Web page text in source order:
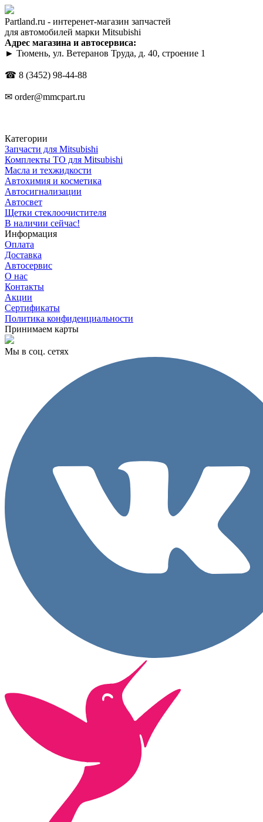
Partland.ru - интеренет-магазин запчастей
для автомобилей марки Mitsubishi
Адрес магазина и автосервиса:
► Тюмень, ул. Ветеранов Труда, д. 40, строение 1
☎ 8 (3452) 98-44-88
✉ order@mmcpart.ru
Категории
Запчасти для Mitsubishi
Комплекты ТО для Mitsubishi
Масла и техжидкости
Автохимия и косметика
Автосигнализации
Автосвет
Щетки стеклоочистителя
В наличии сейчас!
Информация
Оплата
Доставка
Автосервис
О нас
Контакты
Акции
Сертификаты
Политика конфиденциальности
Принимаем карты
Мы в соц. сетях